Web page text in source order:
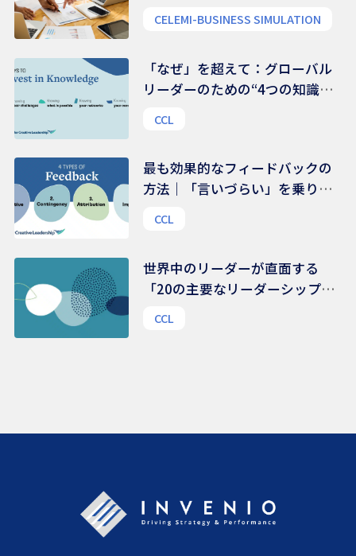
CELEMI-BUSINESS SIMULATION
「なぜ」を超えて：グローバル
リーダーのための“4つの知識領
CCL
最も効果的なフィードバックの
方法｜「言いづらい」を乗り越
CCL
世界中のリーダーが直面する
「20の主要なリーダーシップ課
CCL